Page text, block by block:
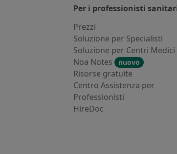
Per i professionisti
Prezzi
Soluzione per Specialisti
Soluzione per Centri Medici
Noa Notes
nuovo
Risorse gratuite
Centro Assistenza per
Professionisti
HireDoc